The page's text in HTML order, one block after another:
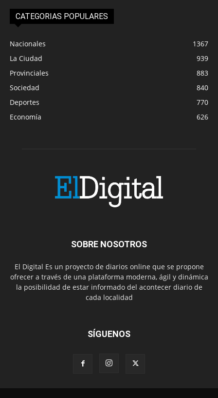
CATEGORIAS POPULARES
Nacionales
1367
La Ciudad
939
Provinciales
883
Sociedad
840
Deportes
770
Economía
626
SOBRE NOSOTROS
El Digital Es un proyecto de diarios online que se propone
ofrecer a través de una plataforma moderna, ágil y dinámica
la posibilidad de estar informado del acontecer diario de
cada localidad
SÍGUENOS